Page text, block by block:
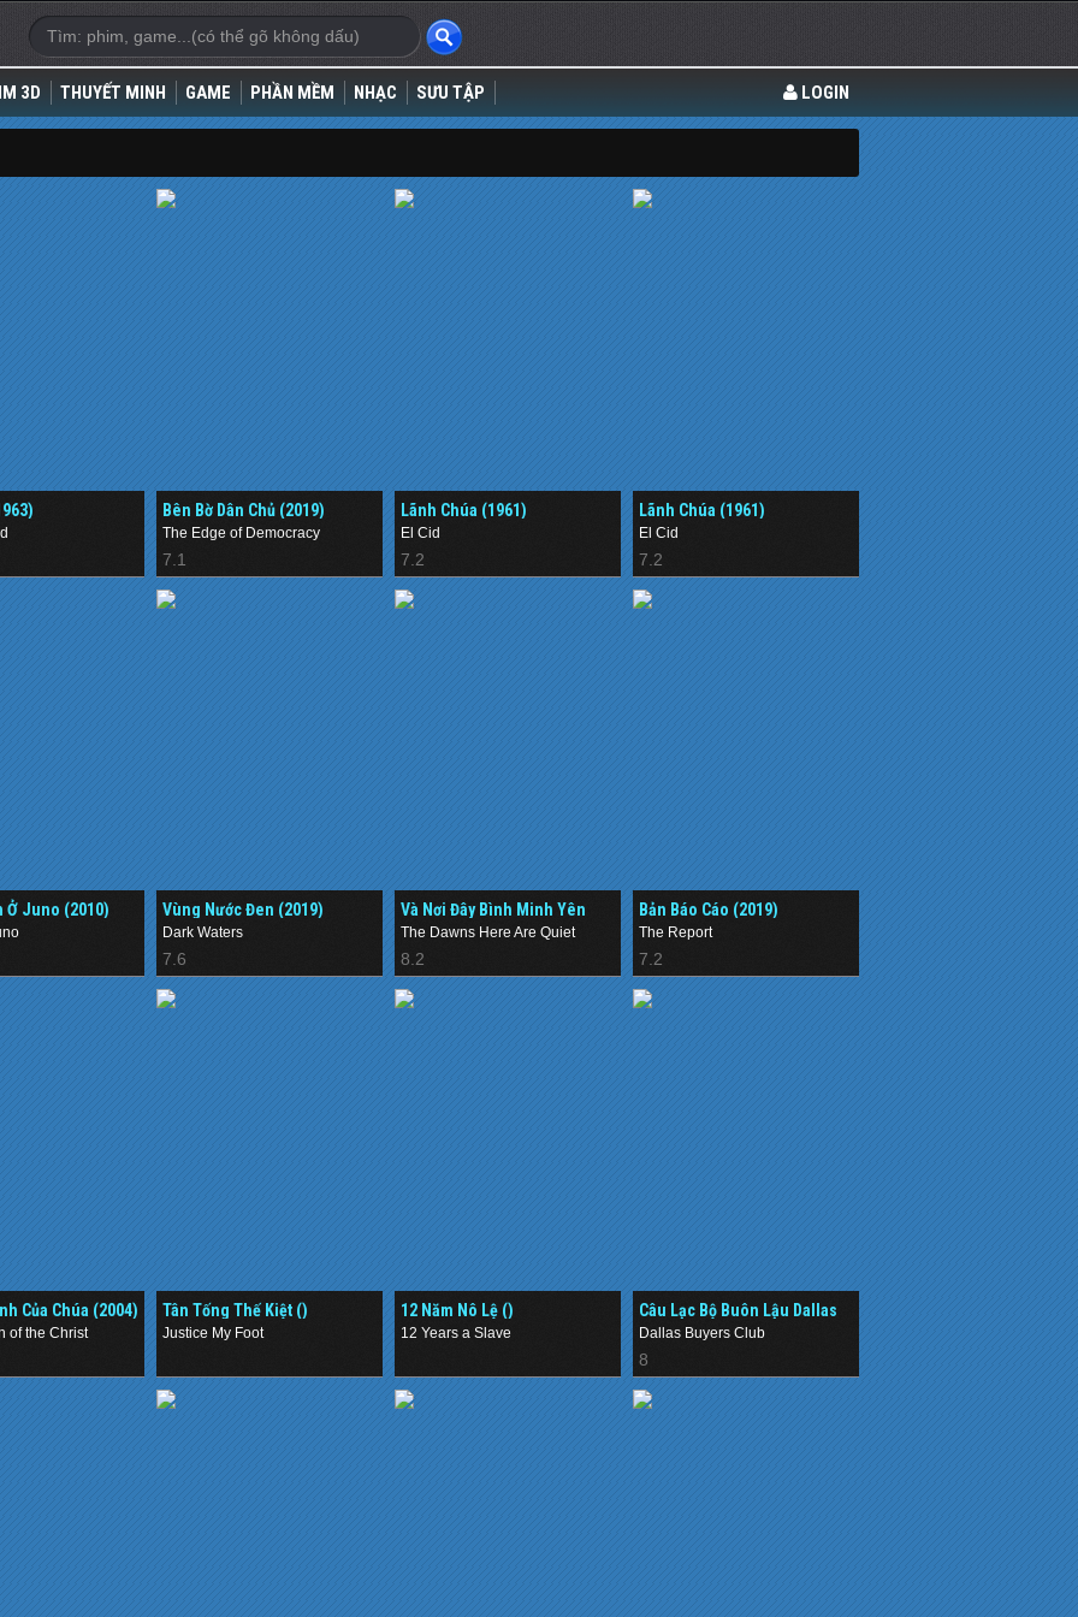
3D THUYẾT MINH GAME PHẦN MỀM NHẠC SƯU TẬP LOGIN
Bên Bờ Dân Chủ (2019)
The Edge of Democracy
7.1
Lãnh Chúa (1961)
El Cid
7.2
Lãnh Chúa (1961)
El Cid
7.2
Jeontoo
Ở Juno (2010) Vùng Nước Đen (2019)
Dark Waters
7.6
Và Nơi Đây Bình Minh Yên
Tĩnh (1972)
The Dawns Here Are Quiet
8.2
Bản Báo Cáo (2019)
The Report
7.2
Của Chúa (2004)
of the Christ
Tân Tống Thế Kiệt ()
Justice My Foot
12 Năm Nô Lệ ()
12 Years a Slave
Câu Lạc Bộ Buôn Lậu Dallas
(2013)
Dallas Buyers Club
8